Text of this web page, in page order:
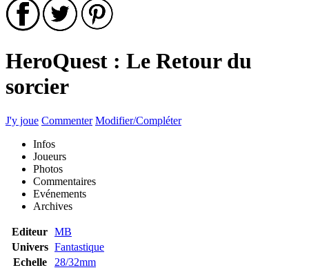
HeroQuest : Le Retour du
sorcier
J'y joue Commenter Modifier/Compléter
Infos
Joueurs
Photos
Commentaires
Evénements
Archives
Editeur MB
Univers Fantastique
Echelle
28/32mm